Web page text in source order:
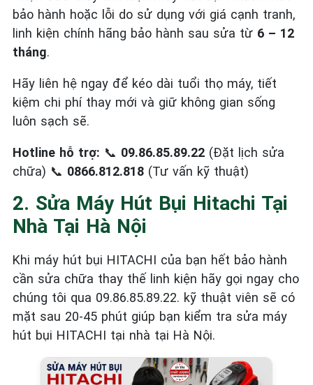
bảo hành hoặc lỗi do sử dụng với giá cạnh tranh,
linh kiện chính hãng bảo hành sau sửa từ 6 – 12
tháng.
Hãy liên hệ ngay để kéo dài tuổi thọ máy, tiết
kiệm chi phí thay mới và giữ không gian sống
luôn sạch sẽ.
Hotline hỗ trợ: 📞 09.86.85.89.22 (Đặt lịch sửa
chữa) 📞 0866.812.818 (Tư vấn kỹ thuật)
2. Sửa Máy Hút Bụi Hitachi Tại
Nhà Tại Hà Nội
Khi máy hút bụi HITACHI của bạn hết bảo hành
cần sửa chữa thay thế linh kiện hãy gọi ngay cho
chúng tôi qua 09.86.85.89.22. kỹ thuật viên sẽ có
mặt sau 20-45 phút giúp bạn kiểm tra sửa máy
hút bụi HITACHI tại nhà tại Hà Nội.